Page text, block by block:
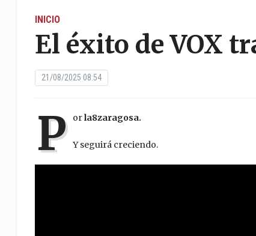
INICIO
El éxito de VOX
21/08/2025 08:54
P orla8zaragosa.
Y seguirá creciendo.